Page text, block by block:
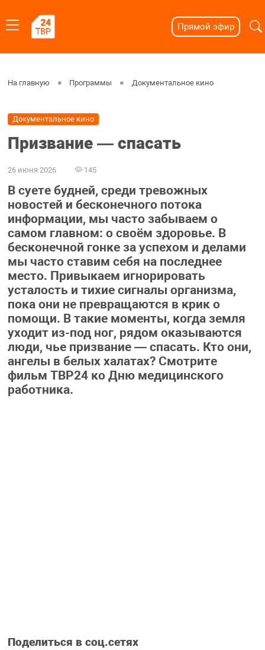
Прямой эфир
На главную Программы Документальное кино
Документальное кино
Призвание ― спасать
26 июня 2026 145
В суете будней, среди тревожных
новостей и бесконечного потока
информации, мы часто забываем о
самом главном: о своём здоровье. В
бесконечной гонке за успехом и делами
мы часто ставим себя на последнее
место. Привыкаем игнорировать
усталость и тихие сигналы организма,
пока они не превращаются в крик о
помощи. В такие моменты, когда земля
уходит из-под ног, рядом оказываются
люди, чье призвание — спасать. Кто они,
ангелы в белых халатах? Смотрите
фильм ТВР24 ко Дню медицинского
работника.
Поделиться в соц.сетях